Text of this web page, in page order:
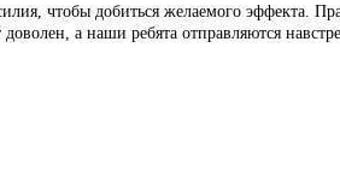
чтобы добиться желаемого эффекта.
а наши ребята отправляются